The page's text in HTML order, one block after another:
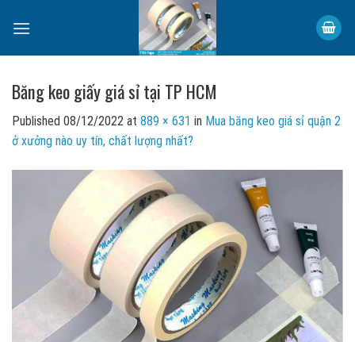
Băng keo giấy giá sỉ tại TP HCM
Published 08/12/2022 at 889 × 631 in Mua băng keo giá sỉ quận 2
ở xưởng nào uy tín, chất lượng nhất?